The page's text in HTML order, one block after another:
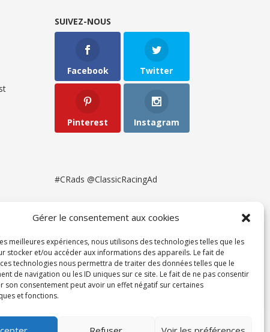
Gérer le consentement aux cookies
meilleures expériences, nous utilisons des technologies telles que les
stocker et/ou accéder aux informations des appareils. Le fait de
technologies nous permettra de traiter des données telles que le
de navigation ou les ID uniques sur ce site. Le fait de ne pas consentir
son consentement peut avoir un effet négatif sur certaines
et fonctions.
SUIVEZ-NOUS
Facebook Twitter
Pinterest Instagram
#CRads @ClassicRacingAd